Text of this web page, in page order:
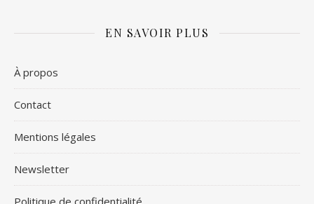
EN SAVOIR PLUS
À propos
Contact
Mentions légales
Newsletter